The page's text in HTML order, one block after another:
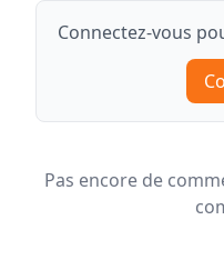
Connectez-vous
Pas encore de